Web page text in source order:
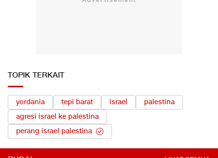
TOPIK TERKAIT
yordania tepi barat israel
palestina
agresi israel ke palestina
perang israel palestina